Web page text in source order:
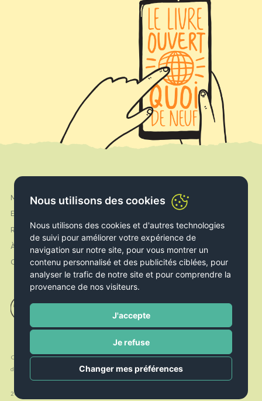
Nous utilisons des cookies
Nous utilisons des cookies et d'autres technologies
de suivi pour améliorer votre expérience de
navigation sur notre site, pour vous montrer un
contenu personnalisé et des publicités ciblées, pour
analyser le trafic de notre site et pour comprendre la
provenance de nos visiteurs.
J'accepte
Je refuse
Changer mes préférences
Mon compte
Expédition & Livraison
Retours & Echanges
À propos de nous
Contact
Facebook
Conditions
d’utilisation
Politique de
Cookies
Politique de
confidentialité
2026 © Le Livre Ouvert. All rights reserved. Handcrafted by